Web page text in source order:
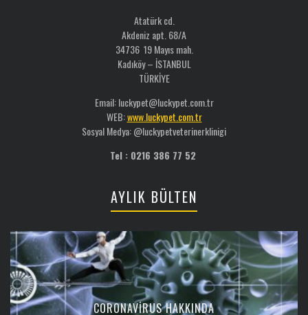
Atatürk cd.
Akdeniz apt. 68/A
34736 19 Mayıs mah.
Kadıköy – İSTANBUL
TÜRKİYE
Email: luckypet@luckypet.com.tr
WEB:www.luckypet.com.tr
Sosyal Medya: @luckypetveterinerklinigi
Tel : 0216 386 77 52
AYLIK BÜLTEN
CORONAVIRUS HAKKINDA